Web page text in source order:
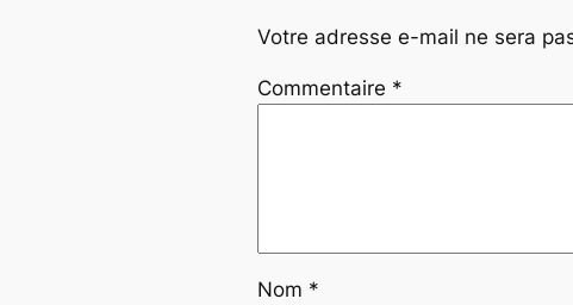
Votre adresse e-mail ne sera
Commentaire *
Nom *